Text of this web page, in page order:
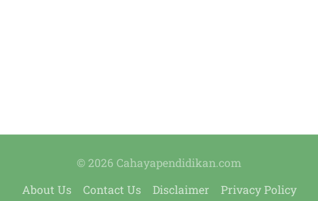
© 2026 Cahayapendidikan.com
About Us
Contact Us Disclaimer Privacy Policy